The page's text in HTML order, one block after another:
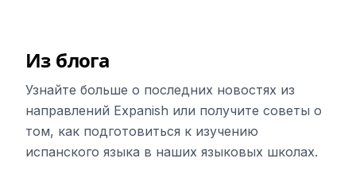
Из блога
Узнайте больше о последних новостях из
направлений Expanish или получите советы о
том, как подготовиться к изучению
испанского языка в наших языковых школах.